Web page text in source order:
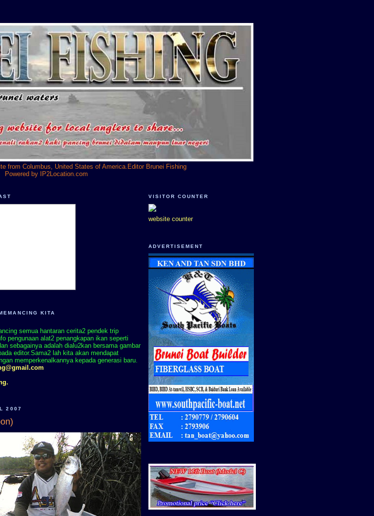
from Columbus, United States of America.Editor Brunei Fishing
Powered by
IP2Location.com
KITA
semua hantaran cerita2 pendek trip
pengunaan alat2 penangkapan ikan seperti
sebagainya adalah dialu2kan bersama gambar
editor.Sama2 lah kita akan mendapat
memperkenalkannya kepada generasi baru.
2007
VISITOR COUNTER
website counter
ADVERTISEMENT